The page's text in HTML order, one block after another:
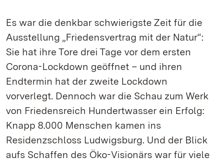
Es war die denkbar schwierigste Zeit für die
Ausstellung „Friedensvertrag mit der Natur“:
Sie hat ihre Tore drei Tage vor dem ersten
Corona-Lockdown geöffnet – und ihren
Endtermin hat der zweite Lockdown
vorverlegt. Dennoch war die Schau zum Werk
von Friedensreich Hundertwasser ein Erfolg:
Knapp 8.000 Menschen kamen ins
Residenzschloss Ludwigsburg. Und der Blick
aufs Schaffen des Öko-Visionärs war für viele